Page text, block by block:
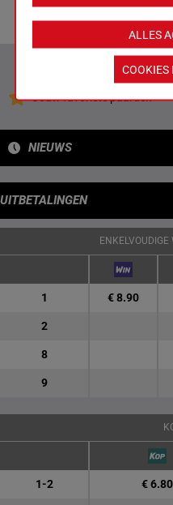
3p 8p 10p
Jouw favoriete paarden
NIEUWS
UITBETALINGEN
1 € 8.90
2
8
9
1-2 € 6.80
ALLES
COOKIES